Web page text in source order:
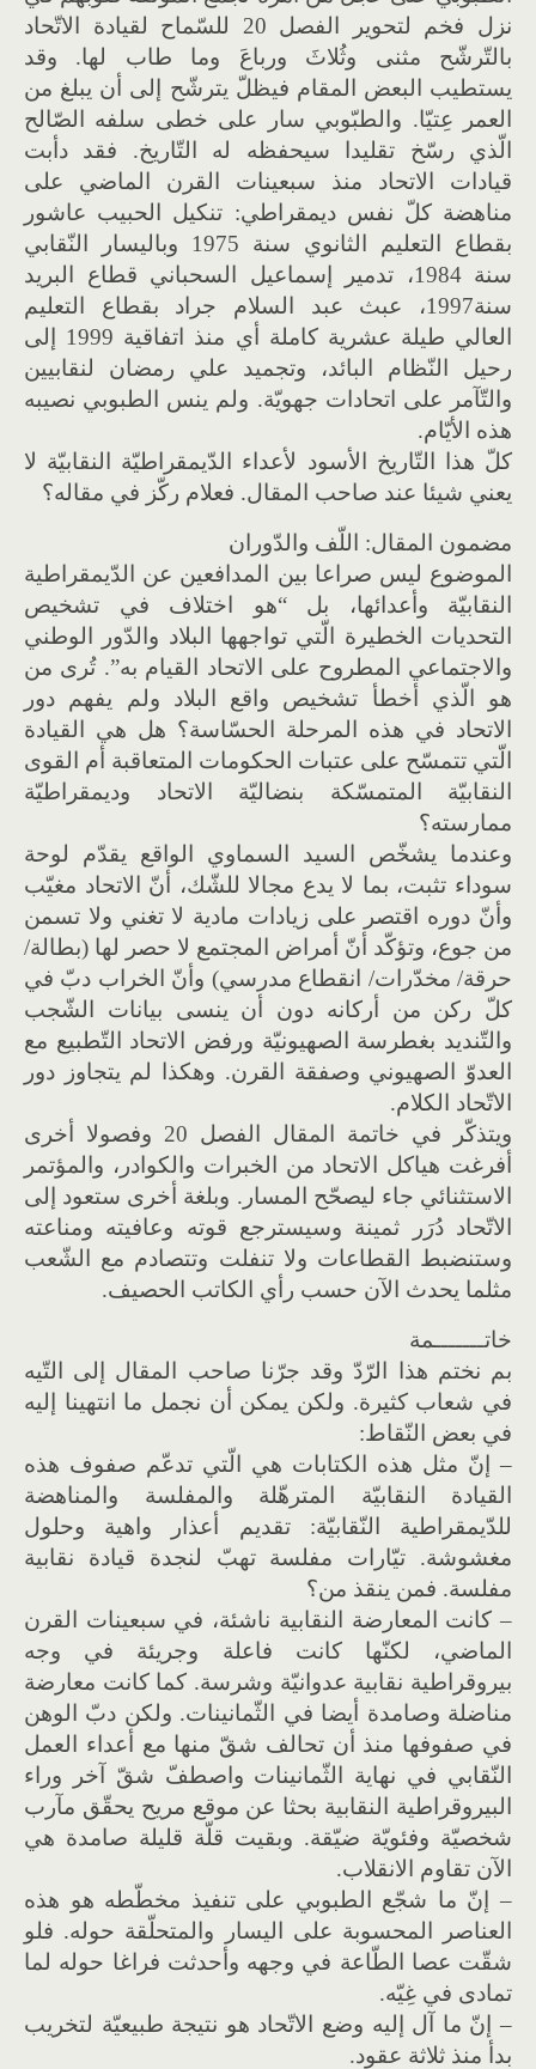
نزل فخم لتحوير الفصل 20 للسّماح لقيادة الاتّحاد
بالتّرشّح مثنى وثُلاثَ ورباعَ وما طاب لها. وقد
يستطيب البعض المقام فيظلّ يترشّح إلى أن يبلغ من
العمر عِتيّا. والطبّوبي سار على خطى سلفه الصّالح
الّذي رسّخ تقليدا سيحفظه له التّاريخ. فقد دأبت
قيادات الاتحاد منذ سبعينات القرن الماضي على
مناهضة كلّ نفس ديمقراطي: تنكيل الحبيب عاشور
بقطاع التعليم الثانوي سنة 1975 وباليسار النّقابي
سنة 1984، تدمير إسماعيل السحباني قطاع البريد
سنة1997، عبث عبد السلام جراد بقطاع التعليم
العالي طيلة عشرية كاملة أي منذ اتفاقية 1999 إلى
رحيل النّظام البائد، وتجميد علي رمضان لنقابيين
والتّآمر على اتحادات جهويّة. ولم ينس الطبوبي نصيبه
هذه الأيّام.
كلّ هذا التّاريخ الأسود لأعداء الدّيمقراطيّة النقابيّة لا
يعني شيئا عند صاحب المقال. فعلام ركّز في مقاله؟
مضمون المقال: اللّف والدّوران
الموضوع ليس صراعا بين المدافعين عن الدّيمقراطية
النقابيّة وأعدائها، بل “هو اختلاف في تشخيص
التحديات الخطيرة الّتي تواجهها البلاد والدّور الوطني
والاجتماعي المطروح على الاتحاد القيام به”. تُرى من
هو الّذي أخطأ تشخيص واقع البلاد ولم يفهم دور
الاتحاد في هذه المرحلة الحسّاسة؟ هل هي القيادة
الّتي تتمسّح على عتبات الحكومات المتعاقبة أم القوى
النقابيّة المتمسّكة بنضاليّة الاتحاد وديمقراطيّة
ممارسته؟
وعندما يشخّص السيد السماوي الواقع يقدّم لوحة
سوداء تثبت، بما لا يدع مجالا للشّك، أنّ الاتحاد مغيّب
وأنّ دوره اقتصر على زيادات مادية لا تغني ولا تسمن
من جوع، وتؤكّد أنّ أمراض المجتمع لا حصر لها (بطالة/
حرقة/ مخدّرات/ انقطاع مدرسي) وأنّ الخراب دبّ في
كلّ ركن من أركانه دون أن ينسى بيانات الشّجب
والتّنديد بغطرسة الصهيونيّة ورفض الاتحاد التّطبيع مع
العدوّ الصهيوني وصفقة القرن. وهكذا لم يتجاوز دور
الاتّحاد الكلام.
ويتذكّر في خاتمة المقال الفصل 20 وفصولا أخرى
أفرغت هياكل الاتحاد من الخبرات والكوادر، والمؤتمر
الاستثنائي جاء ليصحّح المسار. وبلغة أخرى ستعود إلى
الاتّحاد دُرَر ثمينة وسيسترجع قوته وعافيته ومناعته
وستنضبط القطاعات ولا تنفلت وتتصادم مع الشّعب
مثلما يحدث الآن حسب رأي الكاتب الحصيف.
خاتـــــــمة
بم نختم هذا الرّدّ وقد جرّنا صاحب المقال إلى التّيه
في شعاب كثيرة. ولكن يمكن أن نجمل ما انتهينا إليه
في بعض النّقاط:
– إنّ مثل هذه الكتابات هي الّتي تدعّم صفوف هذه
القيادة النقابيّة المترهّلة والمفلسة والمناهضة
للدّيمقراطية النّقابيّة: تقديم أعذار واهية وحلول
مغشوشة. تيّارات مفلسة تهبّ لنجدة قيادة نقابية
مفلسة. فمن ينقذ من؟
– كانت المعارضة النقابية ناشئة، في سبعينات القرن
الماضي، لكنّها كانت فاعلة وجريئة في وجه
بيروقراطية نقابية عدوانيّة وشرسة. كما كانت معارضة
مناضلة وصامدة أيضا في الثّمانينات. ولكن دبّ الوهن
في صفوفها منذ أن تحالف شقّ منها مع أعداء العمل
النّقابي في نهاية الثّمانينات واصطفّ شقّ آخر وراء
البيروقراطية النقابية بحثا عن موقع مريح يحقّق مآرب
شخصيّة وفئويّة ضيّقة. وبقيت قلّة قليلة صامدة هي
الآن تقاوم الانقلاب.
– إنّ ما شجّع الطبوبي على تنفيذ مخطّطه هو هذه
العناصر المحسوبة على اليسار والمتحلّقة حوله. فلو
شقّت عصا الطّاعة في وجهه وأحدثت فراغا حوله لما
تمادى في غِيّه.
– إنّ ما آل إليه وضع الاتّحاد هو نتيجة طبيعيّة لتخريب
بدأ منذ ثلاثة عقود.